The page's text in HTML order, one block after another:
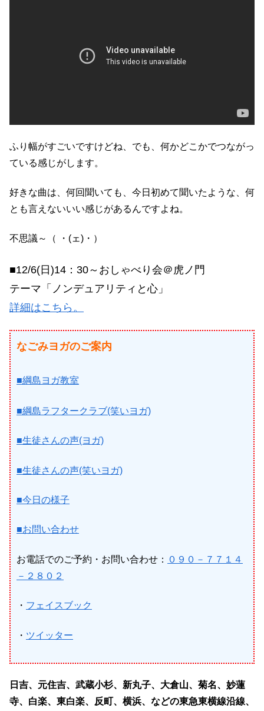
ふり幅がすごいですけどね、でも、何かどこかでつながっ
ている感じがします。
好きな曲は、何回聞いても、今日初めて聞いたような、何
とも言えないいい感じがあるんですよね。
不思議～（ ・(ェ)・）
■12/6(日)14：30～おしゃべり会＠虎ノ門
テーマ「ノンデュアリティと心」
詳細はこちら。
なごみヨガのご案内
■綱島ヨガ教室
■綱島ラフタークラブ(笑いヨガ)
■生徒さんの声(ヨガ)
■生徒さんの声(笑いヨガ)
■今日の様子
■お問い合わせ
お電話でのご予約・お問い合わせ： ０９０－７７１４
－２８０２
・ フェイスブック
・ ツイッター
日吉、元住吉、武蔵小杉、新丸子、大倉山、菊名、妙蓮
寺、白楽、東白楽、反町、横浜、などの東急東横線沿線、